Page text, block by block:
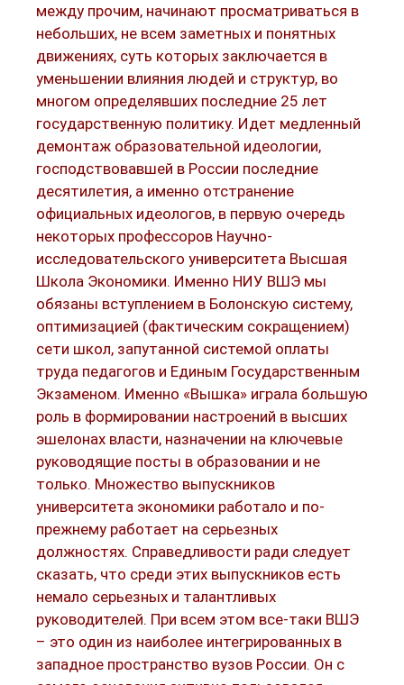
между прочим, начинают просматриваться в
небольших, не всем заметных и понятных
движениях, суть которых заключается в
уменьшении влияния людей и структур, во
многом определявших последние 25 лет
государственную политику. Идет медленный
демонтаж образовательной идеологии,
господствовавшей в России последние
десятилетия, а именно отстранение
официальных идеологов, в первую очередь
некоторых профессоров Научно-
исследовательского университета Высшая
Школа Экономики. Именно НИУ ВШЭ мы
обязаны вступлением в Болонскую систему,
оптимизацией (фактическим сокращением)
сети школ, запутанной системой оплаты
труда педагогов и Единым Государственным
Экзаменом. Именно «Вышка» играла большую
роль в формировании настроений в высших
эшелонах власти, назначении на ключевые
руководящие посты в образовании и не
только. Множество выпускников
университета экономики работало и по-
прежнему работает на серьезных
должностях. Справедливости ради следует
сказать, что среди этих выпускников есть
немало серьезных и талантливых
руководителей. При всем этом все-таки ВШЭ
– это один из наиболее интегрированных в
западное пространство вузов России. Он с